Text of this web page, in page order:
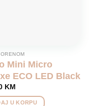
Mini Micro
ECO LED Black
KM
U KORPU